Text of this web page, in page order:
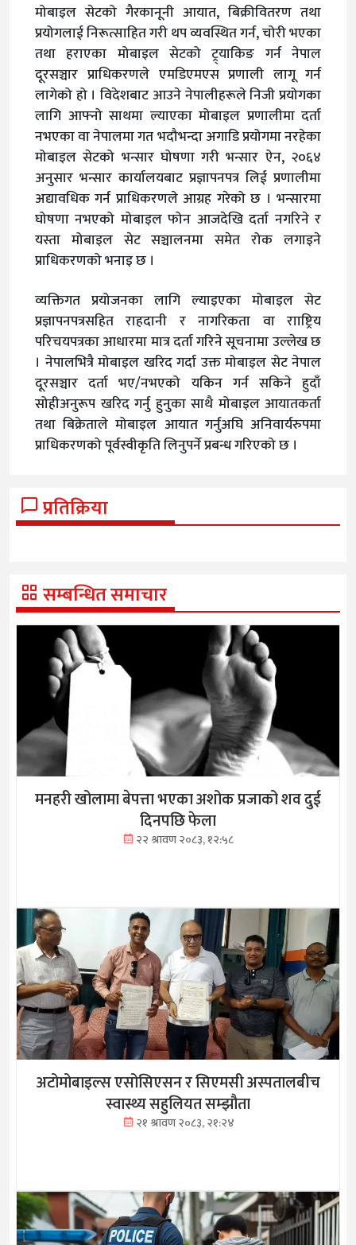
मोबाइल सेटको गैरकानूनी आयात, बिक्रीवितरण तथा
प्रयोगलाई निरूत्साहित गरी थप व्यवस्थित गर्न, चोरी भएका
तथा हराएका मोबाइल सेटको ट्र्याकिङ गर्न नेपाल
दूरसञ्चार प्राधिकरणले एमडिएमएस प्रणाली लागू गर्न
लागेको हो । विदेशबाट आउने नेपालीहरूले निजी प्रयोगका
लागि आफ्नो साथमा ल्याएका मोबाइल प्रणालीमा दर्ता
नभएका वा नेपालमा गत भदौभन्दा अगाडि प्रयोगमा नरहेका
मोबाइल सेटको भन्सार घोषणा गरी भन्सार ऐन, २०६४
अनुसार भन्सार कार्यालयबाट प्रज्ञापनपत्र लिई प्रणालीमा
अद्यावधिक गर्न प्राधिकरणले आग्रह गरेको छ । भन्सारमा
घोषणा नभएको मोबाइल फोन आजदेखि दर्ता नगरिने र
यस्ता मोबाइल सेट सञ्चालनमा समेत रोक लगाइने
प्राधिकरणको भनाइ छ ।
व्यक्तिगत प्रयोजनका लागि ल्याइएका मोबाइल सेट
प्रज्ञापनपत्रसहित राहदानी र नागरिकता वा रााष्ट्रिय
परिचयपत्रका आधारमा मात्र दर्ता गरिने सूचनामा उल्लेख छ
। नेपालभित्रै मोबाइल खरिद गर्दा उक्त मोबाइल सेट नेपाल
दूरसञ्चार दर्ता भए/नभएको यकिन गर्न सकिने हुदाँ
सोहीअनुरूप खरिद गर्नु हुनुका साथै मोबाइल आयातकर्ता
तथा बिक्रेताले मोबाइल आयात गर्नुअघि अनिवार्यरुपमा
प्राधिकरणको पूर्वस्वीकृति लिनुपर्ने प्रबन्ध गरिएको छ ।
प्रतिक्रिया
सम्बन्धित समाचार
मनहरी खोलामा बेपत्ता भएका अशोक प्रजाको शव दुई
दिनपछि फेला
२२ श्रावण २०८३, १२:५८
अटोमोबाइल्स एसोसिएसन र सिएमसी अस्पतालबीच
स्वास्थ्य सहुलियत सम्झौता
२१ श्रावण २०८३, २१:२४